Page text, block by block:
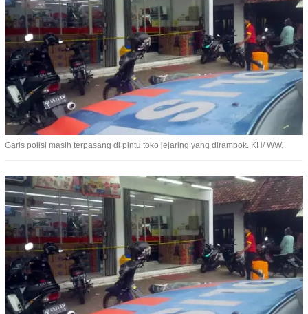
Garis polisi masih terpasang di pintu toko jejaring yang dirampok. KH/ WW.